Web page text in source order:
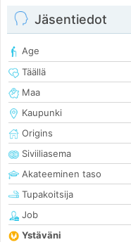
Jäsentiedot
Age
Täällä
Maa
Kaupunki
Origins
Siviiliasema
Akateeminen taso
Tupakoitsija
Job
Ystäväni